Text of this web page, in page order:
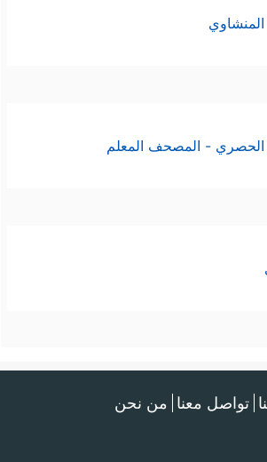
الحصري - المصحف المعلم
تواصل معنا من نحن